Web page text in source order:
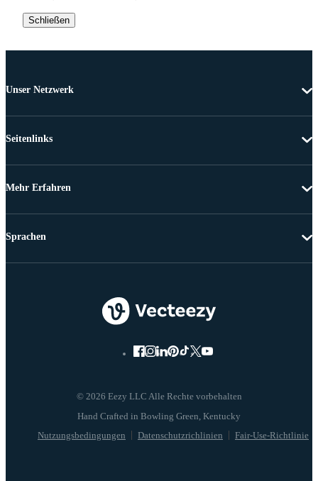
Schließen
Unser Netzwerk
Seitenlinks
Mehr Erfahren
© 2026 Eezy LLC Alle Rechte vorbehalten
Nutzungsbedingungen Datenschutzrichlinien Fair-Use-Richtlinie
Sprachen